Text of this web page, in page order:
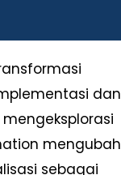
dan
mengubah
sebagai